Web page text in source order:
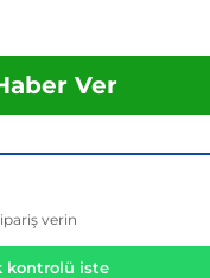
Ver
verin
kontrolü iste